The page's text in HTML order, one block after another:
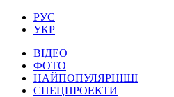
РУС
УКР
ВІДЕО
ФОТО
НАЙПОПУЛЯРНІШІ
СПЕЦПРОЕКТИ